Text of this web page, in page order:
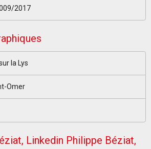
2017
la Lys
Omer
Linkedin Philippe Béziat,